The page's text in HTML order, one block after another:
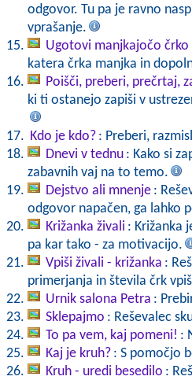
odgovor. Tu pa je ravno
vprašanje.
Ugotovi manjkajočo
katera črka manjka in
Poišči, preberi, prečrtaj,
ki ti ostanejo zapiši v
Kdo je kdo? : Preberi,
Dnevi v tednu : Kako si
zabavnih vaj na to temo.
Dejstvo ali mnenje :
odgovor napačen, ga lahko
Križanka živali : Križanka
pa kar tako - za motivacijo.
Vpiši živali - križanka :
primerjanja in števila črk
Urnik salona Petra :
Sklepajmo : Reševalec
To pa vem, kaj pomeni! :
Kaj je kruh? : S pomočjo
Kruh - uredi besedilo :